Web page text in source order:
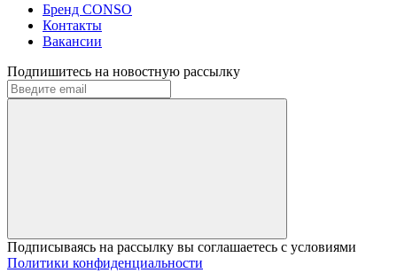
Бренд CONSO
Контакты
Вакансии
Подпишитесь на новостную рассылку
Подписываясь на рассылку вы соглашаетесь с условиями
Политики конфиденциальности